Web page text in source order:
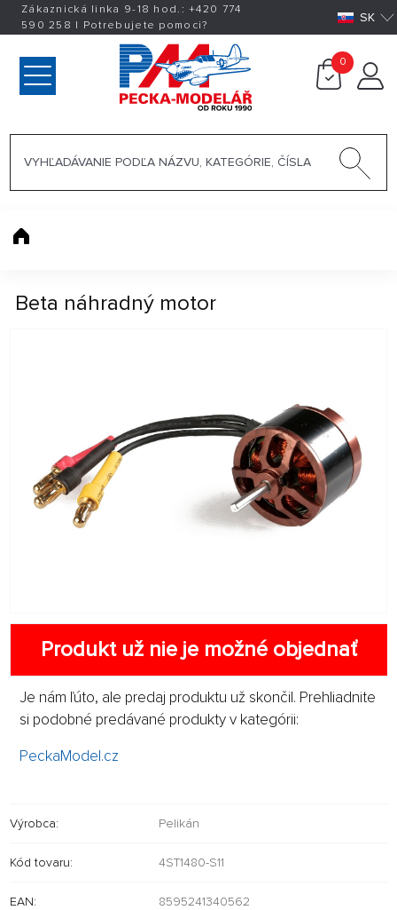
Zákaznická linka 9-18 hod.:+420 774
590 258 | Potrebujete pomoci? SK
0
Beta náhradný motor
Produkt už nie je možné objednať
Je nám ľúto, ale predaj produktu už skončil. Prehliadnite
si podobné predávané produkty v kategórii:
PeckaModel.cz
Výrobca: Pelikán
Kód tovaru: 4ST1480-S11
EAN: 8595241340562